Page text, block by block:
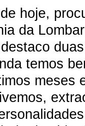
hoje,
da
temos
meses